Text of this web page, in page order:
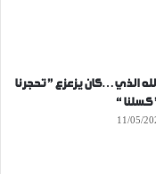
الذي…كان يزعزع ” تحجرنا
كسلنا “
11/05/